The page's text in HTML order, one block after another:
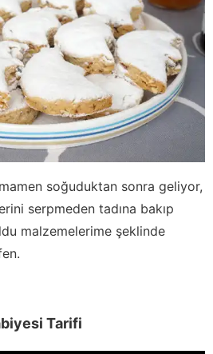
soğuduktan sonra geliyor,
serpmeden tadına bakıp
malzemelerime şeklinde
Tarifi